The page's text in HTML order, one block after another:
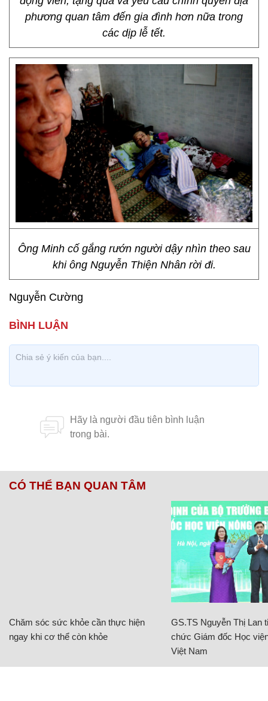
phương quan tâm đến gia đình hơn nữa trong
các dịp lễ tết.
Ông Minh cố gắng rướn người dậy nhìn theo sau
khi ông Nguyễn Thiện Nhân rời đi.
Nguyễn Cường
CÓ THỂ BẠN QUAN TÂM
Chăm sóc sức khỏe cần thực hiện
ngay khi cơ thể còn khỏe
GS.TS Nguyễn Thị Lan
chức Giám đốc Học
Việt Nam